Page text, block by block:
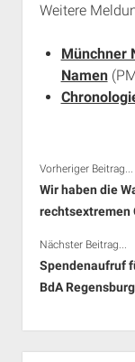
Weitere
Münchner
Namen
Vorheriger Beitrag...
Wir haben die
rechtsextremen
Nächster Beitrag...
Spendenaufruf
BdA Regensburg